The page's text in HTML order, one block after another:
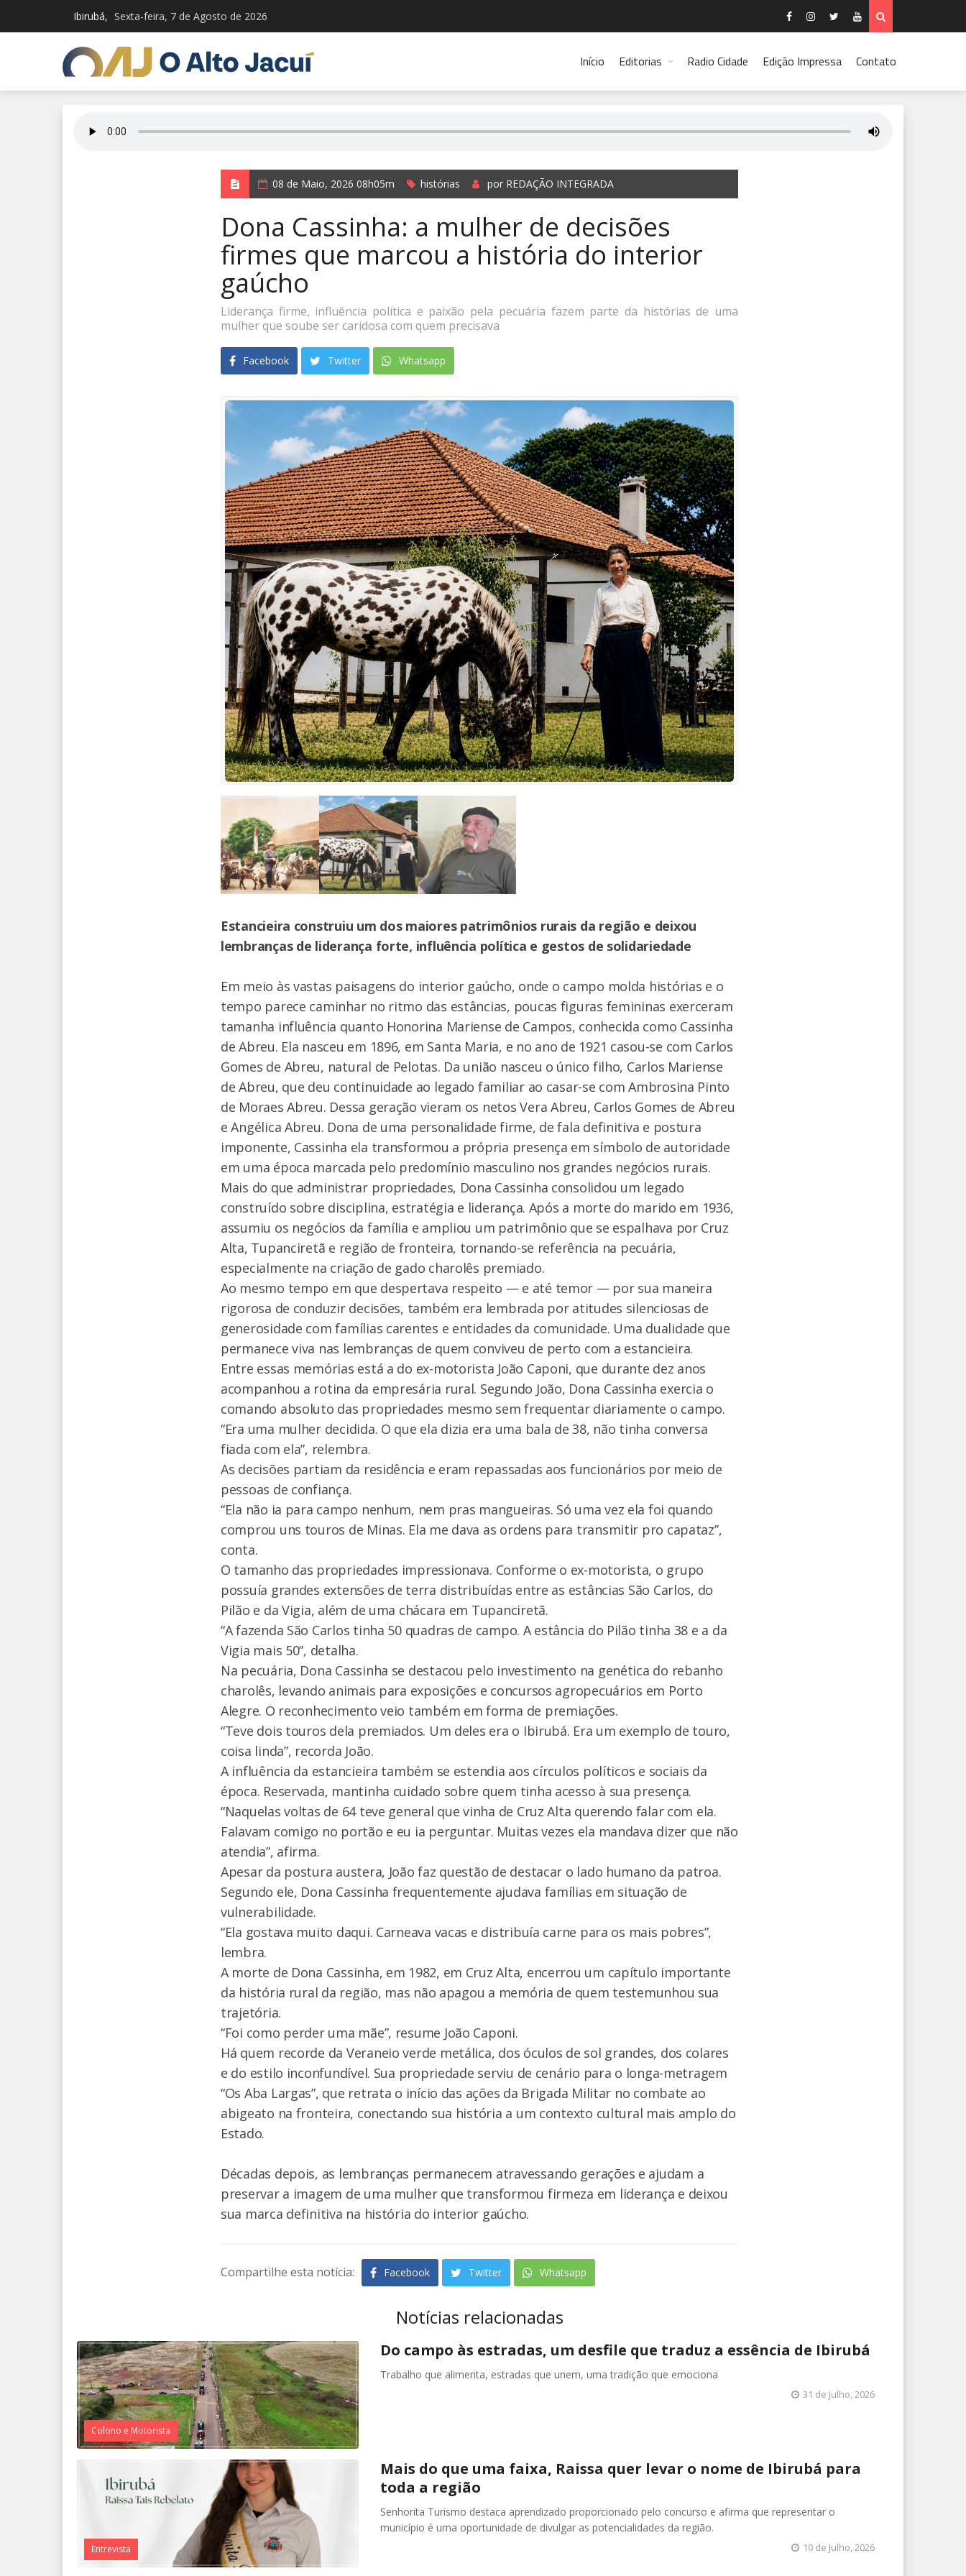
Ibirubá, Sexta-feira, 7 de Agosto de 2026
Início Editorias Radio Cidade Edição Impressa Contato
08 de Maio, 2026 08h05m histórias por REDAÇÃO INTEGRADA
Dona Cassinha: a mulher de decisões
firmes que marcou a história do interior
gaúcho
Liderança firme, influência política e paixão pela pecuária fazem parte da histórias de uma
mulher que soube ser caridosa com quem precisava
Facebook Twitter Whatsapp
Estancieira construiu um dos maiores patrimônios rurais da região e deixou
lembranças de liderança forte, influência política e gestos de solidariedade
Em meio às vastas paisagens do interior gaúcho, onde o campo molda histórias e o
tempo parece caminhar no ritmo das estâncias, poucas figuras femininas exerceram
tamanha influência quanto Honorina Mariense de Campos, conhecida como Cassinha
de Abreu. Ela nasceu em 1896, em Santa Maria, e no ano de 1921 casou-se com Carlos
Gomes de Abreu, natural de Pelotas. Da união nasceu o único filho, Carlos Mariense
de Abreu, que deu continuidade ao legado familiar ao casar-se com Ambrosina Pinto
de Moraes Abreu. Dessa geração vieram os netos Vera Abreu, Carlos Gomes de Abreu
e Angélica Abreu. Dona de uma personalidade firme, de fala definitiva e postura
imponente, Cassinha ela transformou a própria presença em símbolo de autoridade
em uma época marcada pelo predomínio masculino nos grandes negócios rurais.
Mais do que administrar propriedades, Dona Cassinha consolidou um legado
construído sobre disciplina, estratégia e liderança. Após a morte do marido em 1936,
assumiu os negócios da família e ampliou um patrimônio que se espalhava por Cruz
Alta, Tupanciretã e região de fronteira, tornando-se referência na pecuária,
especialmente na criação de gado charolês premiado.
Ao mesmo tempo em que despertava respeito — e até temor — por sua maneira
rigorosa de conduzir decisões, também era lembrada por atitudes silenciosas de
generosidade com famílias carentes e entidades da comunidade. Uma dualidade que
permanece viva nas lembranças de quem conviveu de perto com a estancieira.
Entre essas memórias está a do ex-motorista João Caponi, que durante dez anos
acompanhou a rotina da empresária rural. Segundo João, Dona Cassinha exercia o
comando absoluto das propriedades mesmo sem frequentar diariamente o campo.
“Era uma mulher decidida. O que ela dizia era uma bala de 38, não tinha conversa
fiada com ela”, relembra.
As decisões partiam da residência e eram repassadas aos funcionários por meio de
pessoas de confiança.
“Ela não ia para campo nenhum, nem pras mangueiras. Só uma vez ela foi quando
comprou uns touros de Minas. Ela me dava as ordens para transmitir pro capataz”,
conta.
O tamanho das propriedades impressionava. Conforme o ex-motorista, o grupo
possuía grandes extensões de terra distribuídas entre as estâncias São Carlos, do
Pilão e da Vigia, além de uma chácara em Tupanciretã.
“A fazenda São Carlos tinha 50 quadras de campo. A estância do Pilão tinha 38 e a da
Vigia mais 50”, detalha.
Na pecuária, Dona Cassinha se destacou pelo investimento na genética do rebanho
charolês, levando animais para exposições e concursos agropecuários em Porto
Alegre. O reconhecimento veio também em forma de premiações.
“Teve dois touros dela premiados. Um deles era o Ibirubá. Era um exemplo de touro,
coisa linda”, recorda João.
A influência da estancieira também se estendia aos círculos políticos e sociais da
época. Reservada, mantinha cuidado sobre quem tinha acesso à sua presença.
“Naquelas voltas de 64 teve general que vinha de Cruz Alta querendo falar com ela.
Falavam comigo no portão e eu ia perguntar. Muitas vezes ela mandava dizer que não
atendia”, afirma.
Apesar da postura austera, João faz questão de destacar o lado humano da patroa.
Segundo ele, Dona Cassinha frequentemente ajudava famílias em situação de
vulnerabilidade.
“Ela gostava muito daqui. Carneava vacas e distribuía carne para os mais pobres”,
lembra.
A morte de Dona Cassinha, em 1982, em Cruz Alta, encerrou um capítulo importante
da história rural da região, mas não apagou a memória de quem testemunhou sua
trajetória.
“Foi como perder uma mãe”, resume João Caponi.
Há quem recorde da Veraneio verde metálica, dos óculos de sol grandes, dos colares
e do estilo inconfundível. Sua propriedade serviu de cenário para o longa-metragem
“Os Aba Largas”, que retrata o início das ações da Brigada Militar no combate ao
abigeato na fronteira, conectando sua história a um contexto cultural mais amplo do
Estado.
Décadas depois, as lembranças permanecem atravessando gerações e ajudam a
preservar a imagem de uma mulher que transformou firmeza em liderança e deixou
sua marca definitiva na história do interior gaúcho.
Compartilhe esta notícia: Facebook Twitter Whatsapp
Notícias relacionadas
Colono e Motorista
Do campo às estradas, um desfile que traduz a essência de Ibirubá
Trabalho que alimenta, estradas que unem, uma tradição que emociona
31 de Julho, 2026
Entrevista
Mais do que uma faixa, Raissa quer levar o nome de Ibirubá para
toda a região
Senhorita Turismo destaca aprendizado proporcionado pelo concurso e afirma que representar o
município é uma oportunidade de divulgar as potencialidades da região.
10 de Julho, 2026